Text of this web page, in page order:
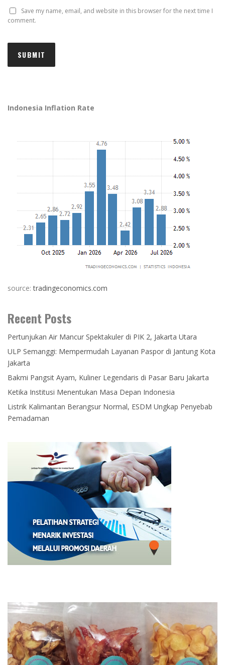
Save my name, email, and website in this browser for the next time I
comment.
Indonesia Inflation Rate
source:tradingeconomics.com
Recent Posts
Pertunjukan Air Mancur Spektakuler di PIK 2, Jakarta Utara
ULP Semanggi: Mempermudah Layanan Paspor di Jantung Kota
Jakarta
Bakmi Pangsit Ayam, Kuliner Legendaris di Pasar Baru Jakarta
Ketika Institusi Menentukan Masa Depan Indonesia
Listrik Kalimantan Berangsur Normal, ESDM Ungkap Penyebab
Pemadaman